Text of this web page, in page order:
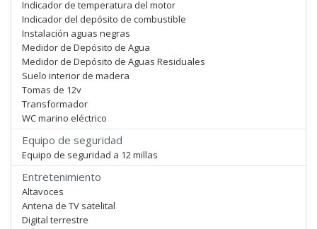
Indicador de temperatura del motor
Indicador del depósito de combustible
Instalación aguas negras
Medidor de Depósito de Agua
Medidor de Depósito de Aguas Residuales
Suelo interior de madera
Tomas de 12v
Transformador
WC marino eléctrico
Equipo de seguridad
Equipo de seguridad a 12 millas
Entretenimiento
Altavoces
Antena de TV satelital
Digital terrestre